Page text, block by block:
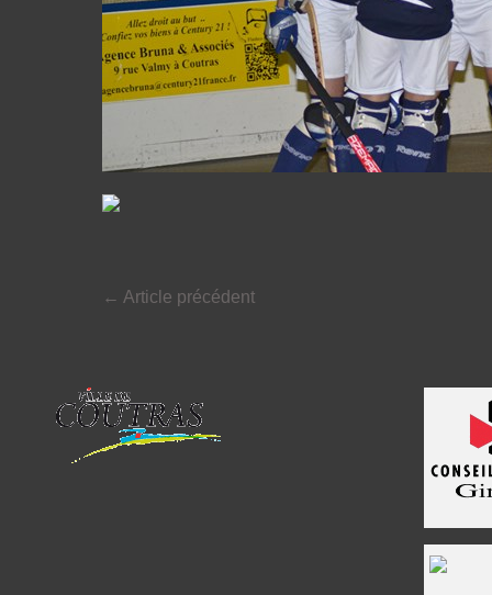
← Article précédent